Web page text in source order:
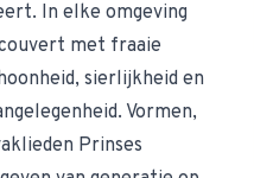
In elke omgeving
met fraaie
sierlijkheid en
Vormen,
Prinses